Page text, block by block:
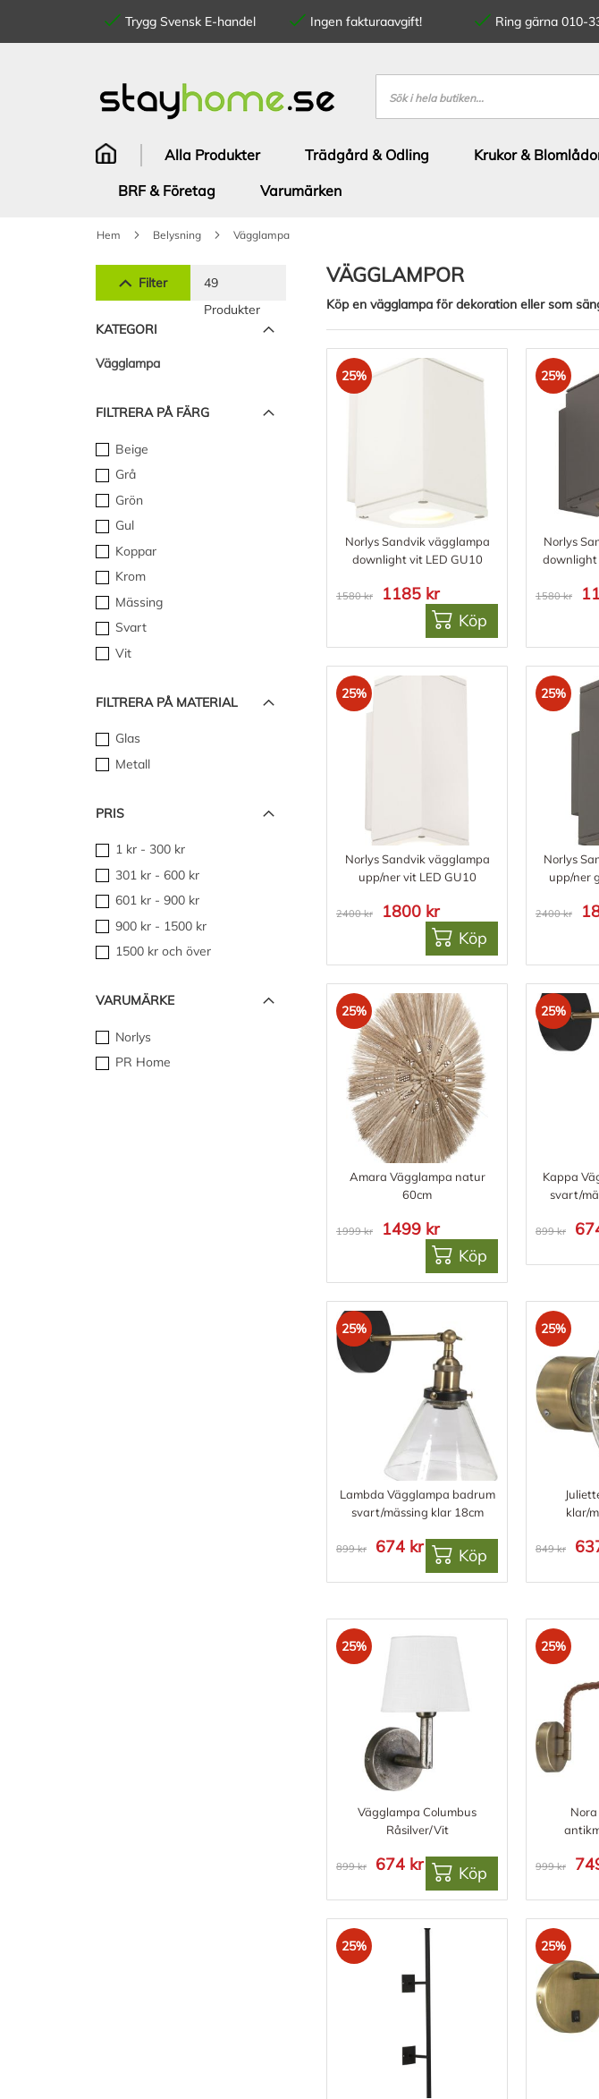
Trygg Svensk E-handel Ingen fakturaavgift! Ring gärna 010-
innehållet
Sök
Alla Produkter Trädgård & Odling Krukor &
BRF & Företag
Varumärken
Hem Belysning Vägglampa
VÄGGLAMPOR
Köp en vägglampa för dekoration eller som
25%
Norlys Sandvik vägglampa
downlight vit LED GU10
1580 kr
1185 kr
Köp
25%
Norlys
downlight
1580 kr
25%
Norlys Sandvik vägglampa
upp/ner vit LED GU10
2400 kr
1800 kr
Köp
25%
Norlys
upp/ner
2400 kr
25%
Amara Vägglampa natur
60cm
1999 kr
1499 kr
Köp
25%
Kappa
svart/
899 kr
25%
Lambda Vägglampa badrum
svart/mässing klar 18cm
899 kr 674 kr Köp
25%
klar/
849 kr
25%
Vägglampa Columbus
Råsilver/Vit
899 kr 674 kr Köp
25%
999 kr
25% 25%
Filter
49
Produkter
KATEGORI
Vägglampa
FILTRERA PÅ FÄRG
Beige
Grå
Grön
Gul
Koppar
Krom
Mässing
Svart
Vit
FILTRERA PÅ MATERIAL
Glas
Metall
PRIS
1 kr- 300 kr
301 kr- 600 kr
601 kr- 900 kr
900 kr- 1500 kr
1500 kroch över
VARUMÄRKE
Norlys
PR Home